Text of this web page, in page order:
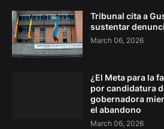
Tribunal cita a
sustentar
March 06, 2026
¿El Meta para la
por candidatura
gobernadora
el abandono
March 06, 2026